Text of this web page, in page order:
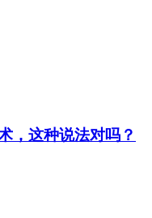
，这种说法对吗？